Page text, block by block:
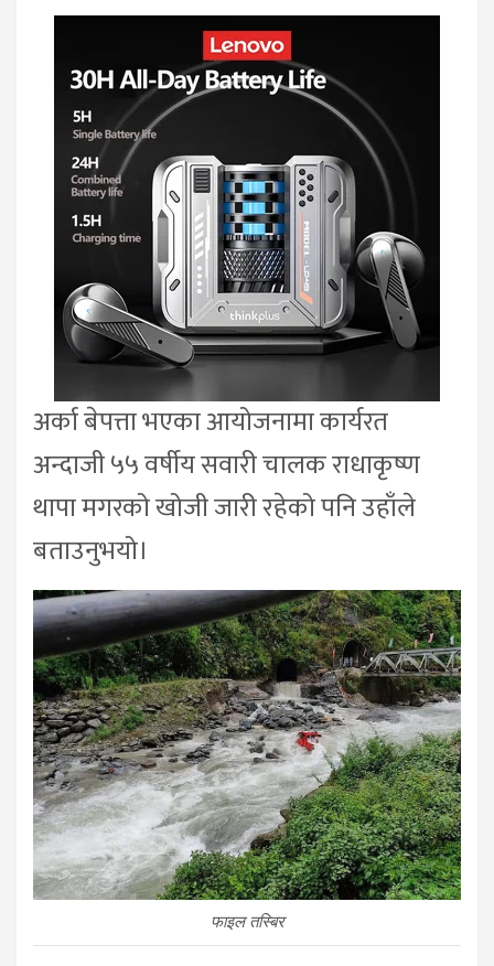
अर्का बेपत्ता भएका आयोजनामा कार्यरत
अन्दाजी ५५ वर्षीय सवारी चालक राधाकृष्ण
थापा मगरको खोजी जारी रहेको पनि उहाँले
बताउनुभयो।
फाइल तस्बिर